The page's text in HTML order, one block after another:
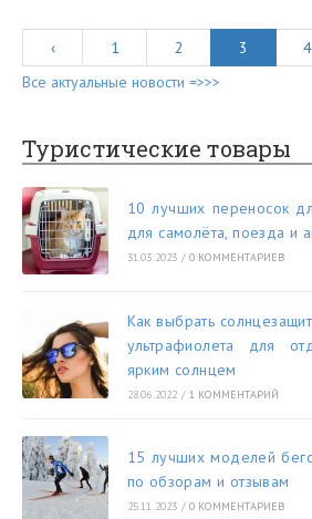
‹ 1 2 3 4
Все актуальные новости =>>>
Туристические товары
10 лучших переносок
для самолёта, поезда и
31.03.2023 / 0 КОММЕНТАРИЕВ
Как выбрать
ультрафиолета для
ярким солнцем
28.06.2022 / 1 КОММЕНТАРИЙ
15 лучших моделей
по обзорам и отзывам
25.11.2023 / 0 КОММЕНТАРИЕВ